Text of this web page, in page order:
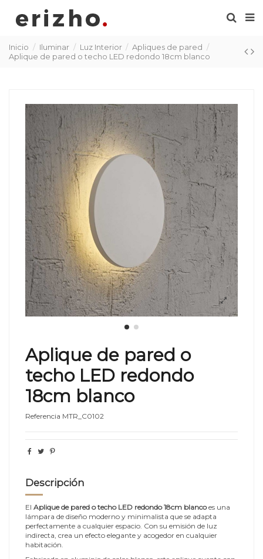
Inicio Iluminar Luz Interior
Apliques de pared
Aplique de pared o techo LED redondo 18cm blanco
Aplique de pared o
techo LED redondo
18cm blanco
Referencia MTR_C0102
Descripción
El Aplique de pared o techo LED redondo 18cm blancoes una
lámpara de diseño moderno y minimalista que se adapta
perfectamente a cualquier espacio. Con su emisión de luz
indirecta, crea un efecto elegante y acogedor en cualquier
habitación.